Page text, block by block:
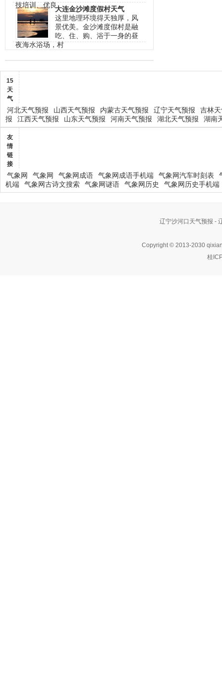
技培训、优良大连金沙滩度假村天气
这里地理环境得天独厚，风
景优美。金沙滩度假村是融
吃、住、购、浴于一身的昼
夜海水浴场，村
15
天
气
河北天气预报 山西天气预报 内蒙古天气预报 辽宁天气预报
吉林
报
江西天气预报 山东天气预报 河南天气预报 湖北天气预报 湖南
友
情
链
接
气象网 气象网 气象网成语 气象网成语手机端 气象网汽车时刻表
机端
气象网古诗文搜索 气象网谜语 气象网历史 气象网历史手机端
辽宁沙河口天气预报 -
Copyright © 2013-2030
桂